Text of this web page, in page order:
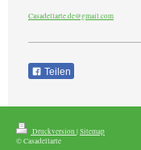
Casadellarte.de@gmail.com
Teilen
Druckversion |Sitemap
© Casadellarte